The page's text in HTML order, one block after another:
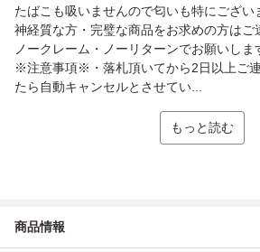
たばこも吸いませんので匂いも特にござい
神経質な方・完璧な商品をお求めの方はご
ノークレーム・ノーリターンでお願いしま
※注意事項※・落札頂いてから2日以上ご
たら自動キャンセルとさせてい...
もっと読む
商品情報